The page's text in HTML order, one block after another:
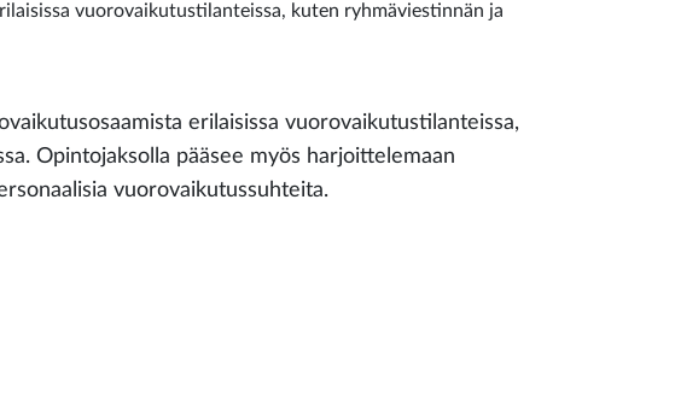
vuorovaikutustilanteissa, kuten ryhmäviestinnän ja
erilaisissa vuorovaikutustilanteissa,
Opintojaksolla pääsee myös harjoittelemaan
vuorovaikutussuhteita.